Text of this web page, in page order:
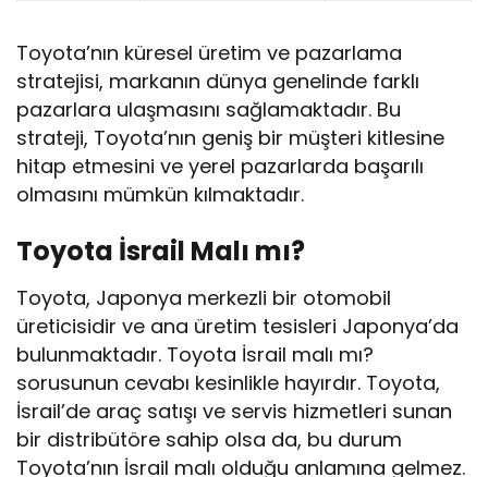
Toyota’nın küresel üretim ve pazarlama
stratejisi, markanın dünya genelinde farklı
pazarlara ulaşmasını sağlamaktadır. Bu
strateji, Toyota’nın geniş bir müşteri kitlesine
hitap etmesini ve yerel pazarlarda başarılı
olmasını mümkün kılmaktadır.
Toyota İsrail Malı mı?
Toyota, Japonya merkezli bir otomobil
üreticisidir ve ana üretim tesisleri Japonya’da
bulunmaktadır. Toyota İsrail malı mı?
sorusunun cevabı kesinlikle hayırdır. Toyota,
İsrail’de araç satışı ve servis hizmetleri sunan
bir distribütöre sahip olsa da, bu durum
Toyota’nın İsrail malı olduğu anlamına gelmez.